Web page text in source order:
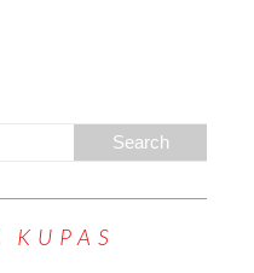
KUPAS